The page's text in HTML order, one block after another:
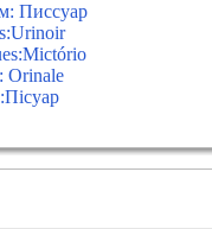
Писсуар
Orinale